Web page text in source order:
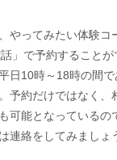
やってみたい体験コ
話」で予約すること
日10時～18時の間
予約だけではなく、
可能となっているの
連絡をしてみましょ